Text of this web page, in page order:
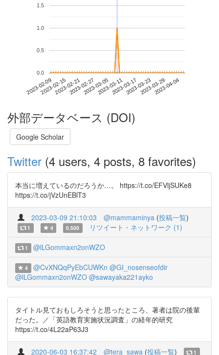
2023-02-092023-02-152023-02-212023-02-272023-03-052023-03-112023-03-172023-03-232023-03-292023-04-04
0.0
0.5
1.0
1.5
外部データベース (DOI)
Google Scholar
Twitter (4 users, 4 posts, 8 favorites)
本当に増えているのだろうか…。 https://t.co/EFVljSUKe8
https://t.co/jVzUnEBlT3
2023-03-09 21:10:03 @mammaminya (投稿一覧)
1 4 0.500 リツイート・ネットワーク (1)
1 @lLGommaxn2onWZO
4 @CvXNQqPyEbCUWKn @GI_nosenseofdir
@lLGommaxn2onWZO @sawayaka221ayko
タイトル見ておもしろそうと思ったところ、著者は院の後輩
だった。／「英語教育実施状況調査」の経年的研究
https://t.co/4L22aP63J3
2020-06-03 16:37:42 @tera_sawa (投稿一覧)
1